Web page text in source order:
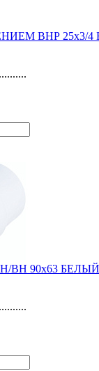
ВНР 25х3/4
ВН 90х63